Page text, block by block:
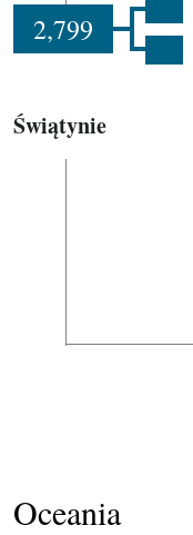
2,799
Świątynie
Oceania